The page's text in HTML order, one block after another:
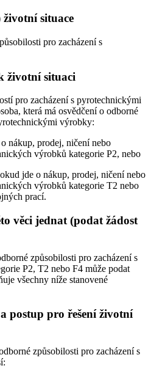
situace
pro zacházení s
životní situaci
pro zacházení s pyrotechnickými
která má osvědčení o odborné
výrobky:
nákup, prodej, ničení nebo
výrobků kategorie P2, nebo
jde o nákup, prodej, ničení nebo
výrobků kategorie T2 nebo
prací.
věci jednat (podat žádost
způsobilosti pro zacházení s
P2, T2 nebo F4 může podat
všechny níže stanovené
postup pro řešení životní
způsobilosti pro zacházení s